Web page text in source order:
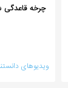
چرخه قاعدگی
ویدیوهای